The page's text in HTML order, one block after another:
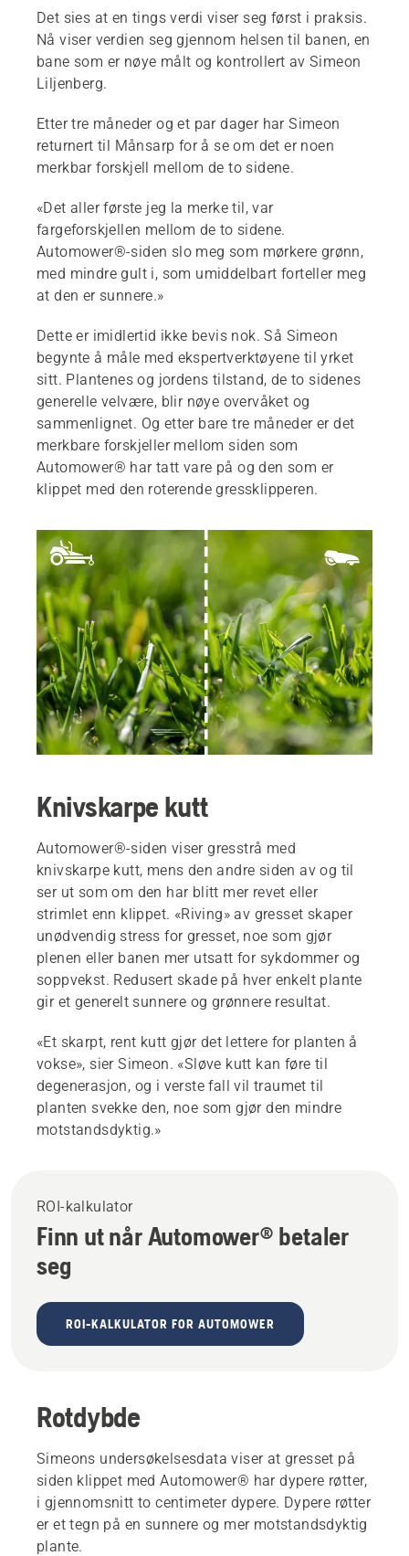
Det sies at en tings verdi viser seg først i praksis.
Nå viser verdien seg gjennom helsen til banen, en
bane som er nøye målt og kontrollert av Simeon
Liljenberg.
Etter tre måneder og et par dager har Simeon
returnert til Månsarp for å se om det er noen
merkbar forskjell mellom de to sidene.
«Det aller første jeg la merke til, var
fargeforskjellen mellom de to sidene.
Automower®-siden slo meg som mørkere grønn,
med mindre gult i, som umiddelbart forteller meg
at den er sunnere.»
Dette er imidlertid ikke bevis nok. Så Simeon
begynte å måle med ekspertverktøyene til yrket
sitt. Plantenes og jordens tilstand, de to sidenes
generelle velvære, blir nøye overvåket og
sammenlignet. Og etter bare tre måneder er det
merkbare forskjeller mellom siden som
Automower® har tatt vare på og den som er
klippet med den roterende gressklipperen.
Knivskarpe kutt
Automower®-siden viser gresstrå med
knivskarpe kutt, mens den andre siden av og til
ser ut som om den har blitt mer revet eller
strimlet enn klippet. «Riving» av gresset skaper
unødvendig stress for gresset, noe som gjør
plenen eller banen mer utsatt for sykdommer og
soppvekst. Redusert skade på hver enkelt plante
gir et generelt sunnere og grønnere resultat.
«Et skarpt, rent kutt gjør det lettere for planten å
vokse», sier Simeon. «Sløve kutt kan føre til
degenerasjon, og i verste fall vil traumet til
planten svekke den, noe som gjør den mindre
motstandsdyktig.»
ROI-kalkulator
Finn ut når Automower® betaler
seg
ROI-KALKULATOR FOR AUTOMOWER
Rotdybde
Simeons undersøkelsesdata viser at gresset på
siden klippet med Automower® har dypere røtter,
i gjennomsnitt to centimeter dypere. Dypere røtter
er et tegn på en sunnere og mer motstandsdyktig
plante.